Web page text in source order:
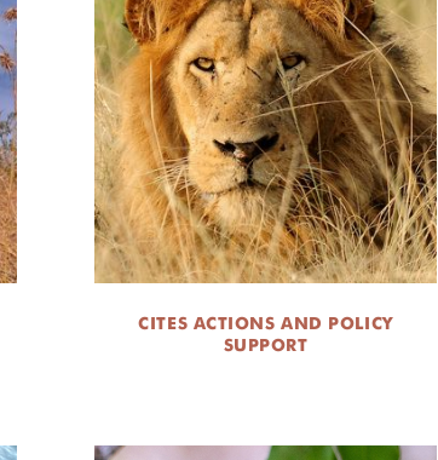
CITES ACTIONS AND POLICY
SUPPORT